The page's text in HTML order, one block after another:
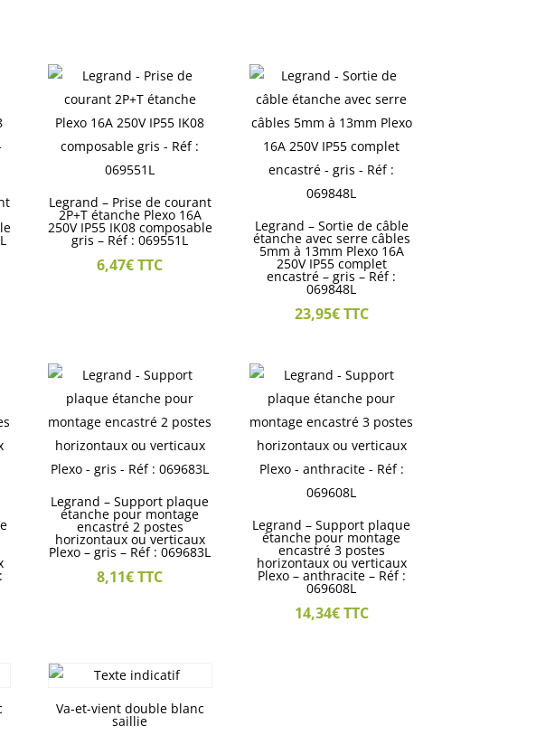
Legrand – Prise de courant
2P+T étanche Plexo 16A
250V IP55 IK08 composable
gris – Réf : 069551L
6,47€TTC
Legrand – Sortie de câble
étanche avec serre câbles
5mm à 13mm Plexo 16A
250V IP55 complet
encastré – gris – Réf :
069848L
23,95€TTC
Legrand – Support plaque
étanche pour montage
encastré 2 postes
horizontaux ou verticaux
Plexo – gris – Réf : 069683L
8,11€TTC
Legrand – Support plaque
étanche pour montage
encastré 3 postes
horizontaux ou verticaux
Plexo – anthracite – Réf :
069608L
14,34€TTC
Va-et-vient double blanc
saillie